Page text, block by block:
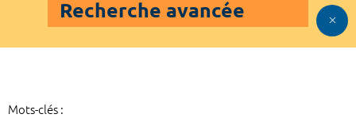
Recherche avancée
Mots-clés :